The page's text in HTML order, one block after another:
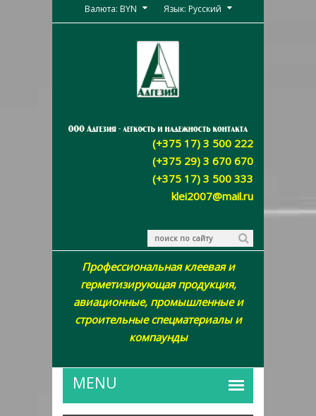
Валюта: BYN Язык: Русский
(+375 17) 3 500 222
(+375 29) 3 670 670
(+375 17) 3 500 333
klei2007@mail.ru
Профессиональная клеевая и
герметизирующая продукция,
авиационные, промышленные и
строительные спецматериалы и
компаунды